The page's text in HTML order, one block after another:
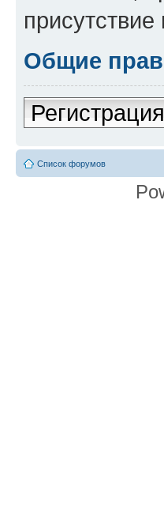
Общие
Регистрация
Список форумов